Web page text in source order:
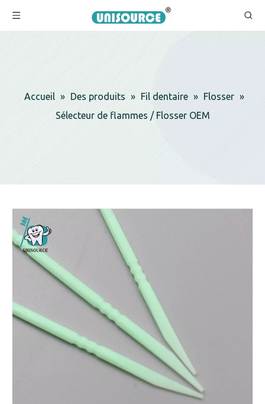
Accueil » Des produits » Fil dentaire » Flosser »
Sélecteur de flammes / Flosser OEM